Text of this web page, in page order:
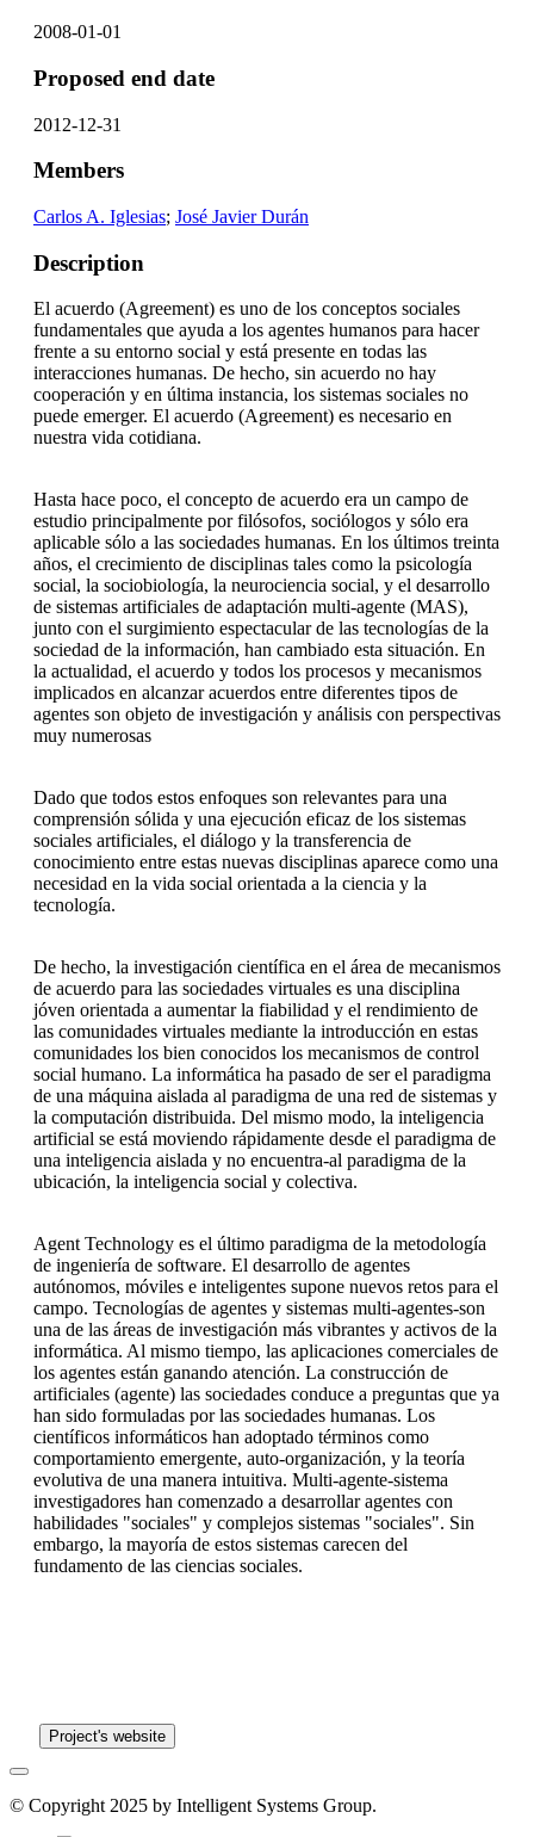
2008-01-01
Proposed end date
2012-12-31
Members
Carlos A. Iglesias; José Javier Durán
Description
El acuerdo (Agreement) es uno de los conceptos sociales
fundamentales que ayuda a los agentes humanos para hacer
frente a su entorno social y está presente en todas las
interacciones humanas. De hecho, sin acuerdo no hay
cooperación y en última instancia, los sistemas sociales no
puede emerger. El acuerdo (Agreement) es necesario en
nuestra vida cotidiana.
Hasta hace poco, el concepto de acuerdo era un campo de
estudio principalmente por filósofos, sociólogos y sólo era
aplicable sólo a las sociedades humanas. En los últimos treinta
años, el crecimiento de disciplinas tales como la psicología
social, la sociobiología, la neurociencia social, y el desarrollo
de sistemas artificiales de adaptación multi-agente (MAS),
junto con el surgimiento espectacular de las tecnologías de la
sociedad de la información, han cambiado esta situación. En
la actualidad, el acuerdo y todos los procesos y mecanismos
implicados en alcanzar acuerdos entre diferentes tipos de
agentes son objeto de investigación y análisis con perspectivas
muy numerosas
Dado que todos estos enfoques son relevantes para una
comprensión sólida y una ejecución eficaz de los sistemas
sociales artificiales, el diálogo y la transferencia de
conocimiento entre estas nuevas disciplinas aparece como una
necesidad en la vida social orientada a la ciencia y la
tecnología.
De hecho, la investigación científica en el área de mecanismos
de acuerdo para las sociedades virtuales es una disciplina
jóven orientada a aumentar la fiabilidad y el rendimiento de
las comunidades virtuales mediante la introducción en estas
comunidades los bien conocidos los mecanismos de control
social humano. La informática ha pasado de ser el paradigma
de una máquina aislada al paradigma de una red de sistemas y
la computación distribuida. Del mismo modo, la inteligencia
artificial se está moviendo rápidamente desde el paradigma de
una inteligencia aislada y no encuentra-al paradigma de la
ubicación, la inteligencia social y colectiva.
Agent Technology es el último paradigma de la metodología
de ingeniería de software. El desarrollo de agentes
autónomos, móviles e inteligentes supone nuevos retos para el
campo. Tecnologías de agentes y sistemas multi-agentes-son
una de las áreas de investigación más vibrantes y activos de la
informática. Al mismo tiempo, las aplicaciones comerciales de
los agentes están ganando atención. La construcción de
artificiales (agente) las sociedades conduce a preguntas que ya
han sido formuladas por las sociedades humanas. Los
científicos informáticos han adoptado términos como
comportamiento emergente, auto-organización, y la teoría
evolutiva de una manera intuitiva. Multi-agente-sistema
investigadores han comenzado a desarrollar agentes con
habilidades "sociales" y complejos sistemas "sociales". Sin
embargo, la mayoría de estos sistemas carecen del
fundamento de las ciencias sociales.
Project's website
© Copyright 2025 by Intelligent Systems Group.